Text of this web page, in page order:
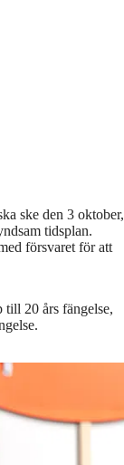
ske den 3 oktober,
tidsplan.
försvaret för att
till 20 års fängelse,